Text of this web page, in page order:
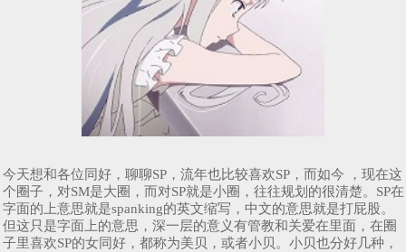
今天想和各位同好，聊聊SP，流年也比较喜欢SP，而如今 ，现在这
个圈子，对SM是大圈，而对SP就是小圈，往往规划的很清楚。SP在
字面的上意思就是spanking的英文缩写，中文的意思就是打屁股。
但这只是字面上的意思，深一层的意义有管教和关爱在里面，在圈
子里喜欢SP的女同好，都称为美贝，或者小贝。小贝也分好几种，